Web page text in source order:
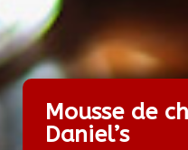
Mousse de
Daniel’s